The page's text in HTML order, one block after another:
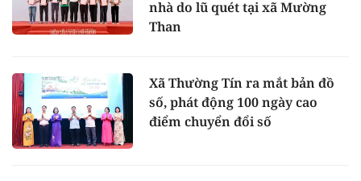
nhà do lũ quét tại xã Mường
Than
Xã Thường Tín ra mắt bản đồ
số, phát động 100 ngày cao
điểm chuyển đổi số